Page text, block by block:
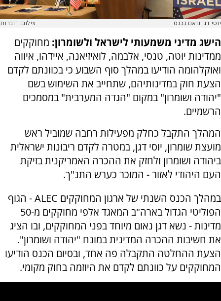
יוסי דגן נואם בכנס צילום: דוברות
הישג מדיני משמעותי לישראל ולשומרון: מחוקקים
ממדינות יוטה, טנסי, אלבמה, לואיזיאנה, איידהו, איווה
ואוקלהומה הודיעו במהלך סוף השבוע כי בכוונתם לקדם
הצעת חוק במדינותיהם, שתחייב את השימוש בשם
"יהודה ושומרון" במקום "הגדה המערבית" במסמכים
הרשמיים.
המהלך התקבל כחלק מפעילות רחבה שמוביל ראש
מועצת שומרון, יוסי דגן, במטרה לקדם ריבונות ישראלית
ביהודה ושומרון ולחזק את ההכרה האמריקנית בזיקת
העם היהודי לאזור - המוכר כערש התנ"ך.
במהלך הכנס השנתי של ארגון המחוקקים ALEC - הגוף
הפוליטי הגדול בארה"ב המאגד אלפי מחוקקים מ-50
מדינות - נשא דגן נאום מיוחד בפני המחוקקים, ובו הציג
את חשיבות ההכרה המדינית במונח "יהודה ושומרון".
הצעת ההחלטה התקבלה פה אחד, ובסיום הכנס הודיעו
המחוקקים על כוונתם לקדם את היוזמה בחוק מקומי.